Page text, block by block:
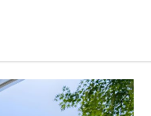
业综合体,地产设计,
未分类